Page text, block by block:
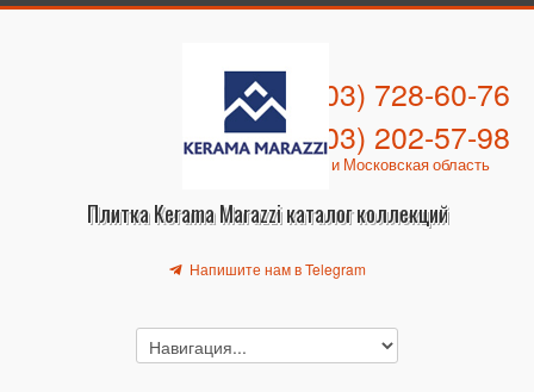
Плитка Kerama Marazzi каталог коллекций
+7 (903) 728-60-76
+7 (903) 202-57-98
Москва и Московская область
Напишите нам в Telegram